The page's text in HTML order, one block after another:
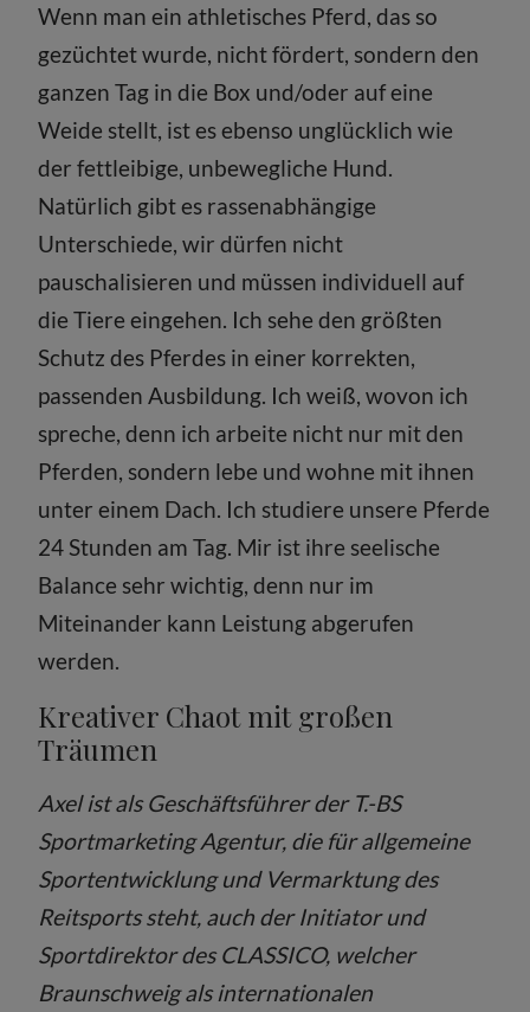
Wenn man ein athletisches Pferd, das so
gezüchtet wurde, nicht fördert, sondern den
ganzen Tag in die Box und/oder auf eine
Weide stellt, ist es ebenso unglücklich wie
der fettleibige, unbewegliche Hund.
Natürlich gibt es rassenabhängige
Unterschiede, wir dürfen nicht
pauschalisieren und müssen individuell auf
die Tiere eingehen. Ich sehe den größten
Schutz des Pferdes in einer korrekten,
passenden Ausbildung. Ich weiß, wovon ich
spreche, denn ich arbeite nicht nur mit den
Pferden, sondern lebe und wohne mit ihnen
unter einem Dach. Ich studiere unsere Pferde
24 Stunden am Tag. Mir ist ihre seelische
Balance sehr wichtig, denn nur im
Miteinander kann Leistung abgerufen
werden.
Kreativer Chaot mit großen
Träumen
Axel ist als Geschäftsführer der T.-BS
Sportmarketing Agentur, die für allgemeine
Sportentwicklung und Vermarktung des
Reitsports steht, auch der Initiator und
Sportdirektor des CLASSICO, welcher
Braunschweig als internationalen